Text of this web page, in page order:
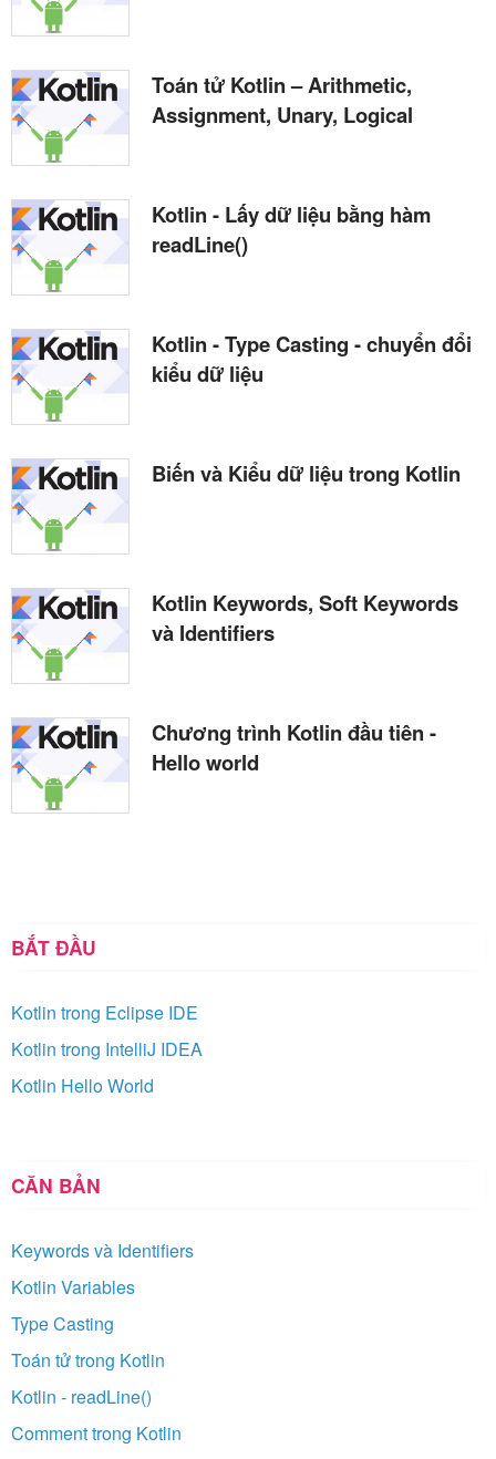
Toán tử Kotlin – Arithmetic,
Assignment, Unary, Logical
Kotlin - Lấy dữ liệu bằng hàm
readLine()
Kotlin - Type Casting - chuyển đổi
kiểu dữ liệu
Biến và Kiểu dữ liệu trong Kotlin
Kotlin Keywords, Soft Keywords
và Identifiers
Chương trình Kotlin đầu tiên -
Hello world
BẮT ĐẦU
Kotlin trong Eclipse IDE
Kotlin trong IntelliJ IDEA
Kotlin Hello World
CĂN BẢN
Keywords và Identifiers
Kotlin Variables
Type Casting
Toán tử trong Kotlin
Kotlin - readLine()
Comment trong Kotlin